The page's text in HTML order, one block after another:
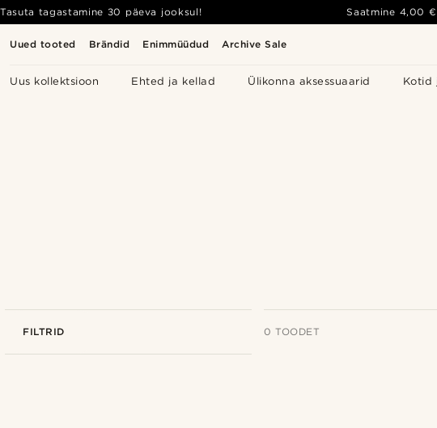
Uued tooted Brändid Enimmüüdud Archive Sale
Uus kollektsioon Ehted ja kellad Ülikonna aksessuaarid Kotid
Tasuta tagastamine 30 päeva jooksul! Saatmine 4,00 €
FILTRID 0 TOODET